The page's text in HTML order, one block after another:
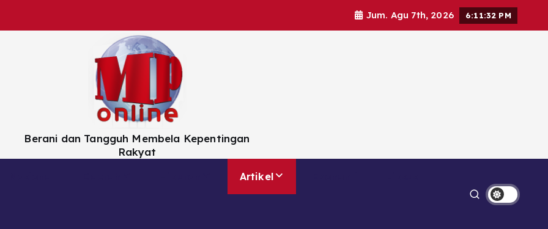
Jum. Agu 7th, 2026 6:11:33 PM
Berani dan Tangguh Membela Kepentingan
Rakyat
Artikel